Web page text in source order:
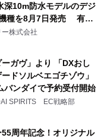
深10m防水モデルのデジ
種を8月7日発売 有効
用途別に選べるコンデ
株式会社
ーガヴ」より 「DXおし
ドソルベエゴチゾウ」
バンダイで予約受付開始
SPIRITS EC戦略部
周年記念！オリジナル